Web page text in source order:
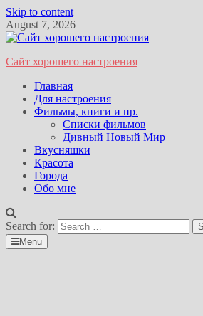
Skip to content
August 7, 2026
Сайт хорошего настроения
Главная
Для настроения
Фильмы, книги и пр.
Списки фильмов
Дивный Новый Мир
Вкусняшки
Красота
Города
Обо мне
Search for:
Menu